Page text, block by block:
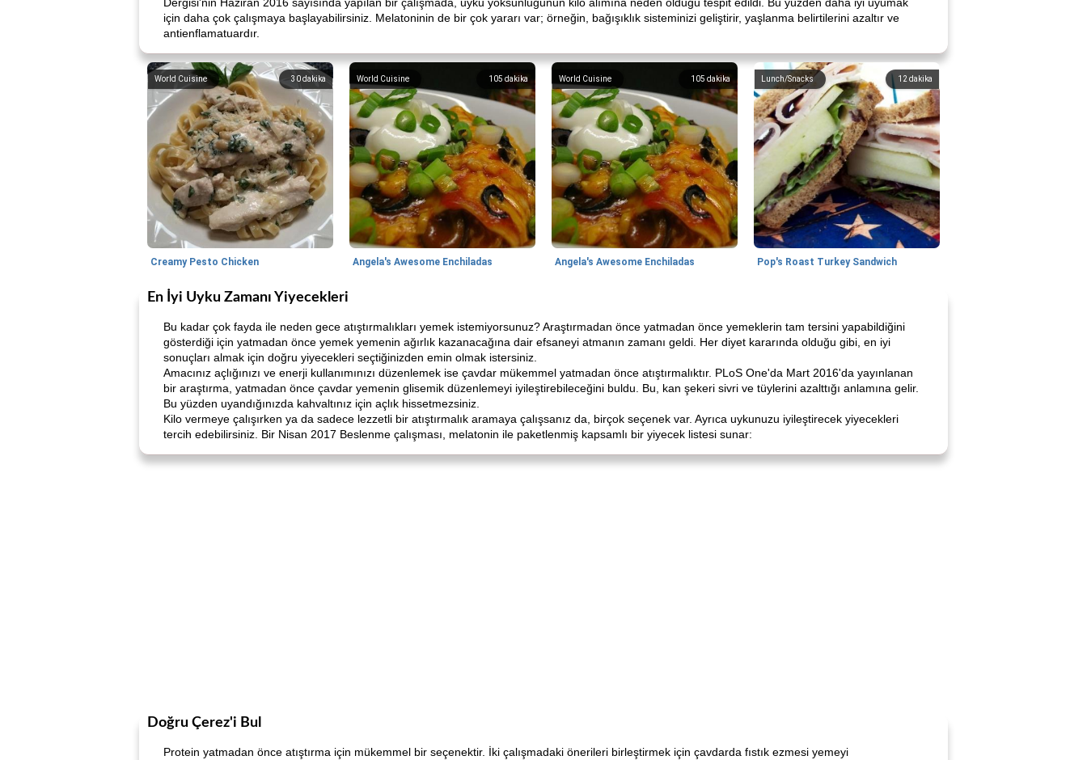
için daha çok çalışmaya başlayabilirsiniz. Melatoninin de bir çok yararı var; örneğin, bağışıklık sisteminizi geliştirir, yaşlanma belirtilerini azaltır ve
antienflamatuardır.
30dakika
World Cuisine
Creamy Pesto Chicken
105 dakika
World Cuisine
Angela's Awesome Enchiladas
105 dakika
World Cuisine
Angela's Awesome Enchiladas
12 dakika
Lunch/Snacks
Pop's Roast Turkey Sandwich
En İyi Uyku Zamanı Yiyecekleri
Bu kadar çok fayda ile neden gece atıştırmalıkları yemek istemiyorsunuz? Araştırmadan önce yatmadan önce yemeklerin tam tersini yapabildiğini
gösterdiği için yatmadan önce yemek yemenin ağırlık kazanacağına dair efsaneyi atmanın zamanı geldi. Her diyet kararında olduğu gibi, en iyi
sonuçları almak için doğru yiyecekleri seçtiğinizden emin olmak istersiniz.
Amacınız açlığınızı ve enerji kullanımınızı düzenlemek ise çavdar mükemmel yatmadan önce atıştırmalıktır. PLoS One'da Mart 2016'da yayınlanan
bir araştırma, yatmadan önce çavdar yemenin glisemik düzenlemeyi iyileştirebileceğini buldu. Bu, kan şekeri sivri ve tüylerini azalttığı anlamına gelir.
Bu yüzden uyandığınızda kahvaltınız için açlık hissetmezsiniz.
Kilo vermeye çalışırken ya da sadece lezzetli bir atıştırmalık aramaya çalışsanız da, birçok seçenek var. Ayrıca uykunuzu iyileştirecek yiyecekleri
tercih edebilirsiniz. Bir Nisan 2017 Beslenme çalışması, melatonin ile paketlenmiş kapsamlı bir yiyecek listesi sunar:
Doğru Çerez'i Bul
Protein yatmadan önce atıştırma için mükemmel bir seçenektir. İki çalışmadaki önerileri birleştirmek için çavdarda fıstık ezmesi yemeyi